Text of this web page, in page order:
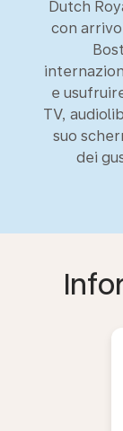
Dutch
con
e
TV,
suo
dei